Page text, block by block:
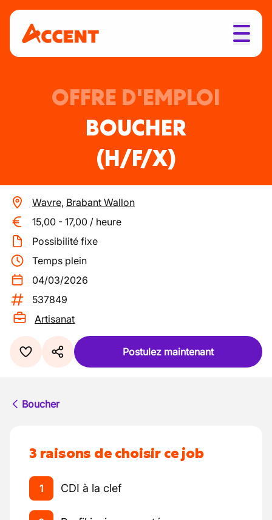
OFFRE D'EMPLOI
BOUCHER
(H/F/X)
Wavre, Brabant Wallon
15,00 - 17,00 / heure
Possibilité fixe
Temps plein
04/03/2026
537849
Artisanat
Postulez maintenant
Boucher
3 raisons de choisir ce job
1 CDI à la clef